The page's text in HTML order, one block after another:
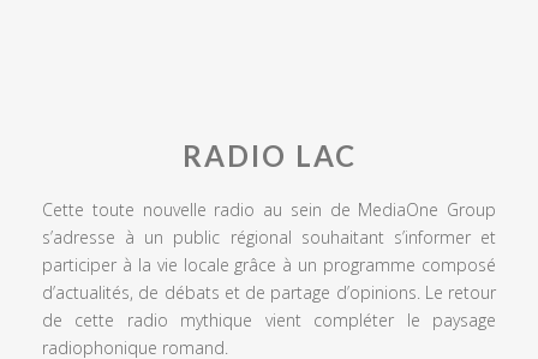
RADIO LAC
Cette toute nouvelle radio au sein de MediaOne Group
s’adresse à un public régional souhaitant s’informer et
participer à la vie locale grâce à un programme composé
d’actualités, de débats et de partage d’opinions. Le retour
de cette radio mythique vient compléter le paysage
radiophonique romand.